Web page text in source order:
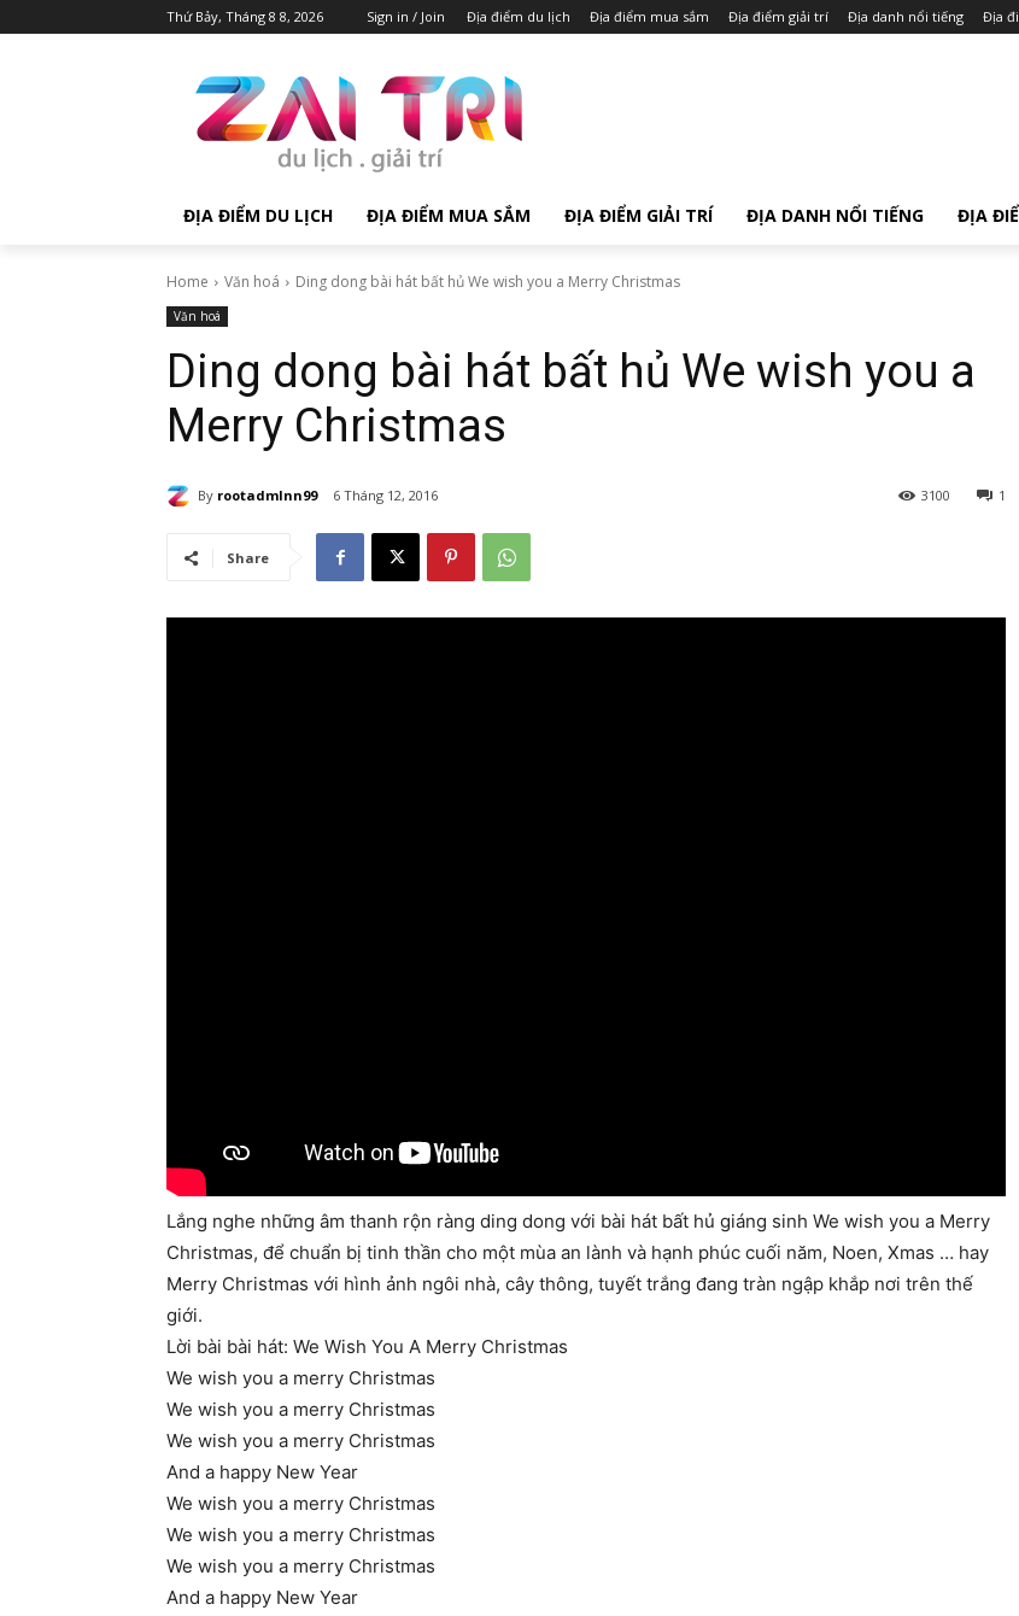
Thứ Bảy, Tháng 8 8, 2026 Sign in / Join Địa điểm du lịch Địa điểm mua sắm Địa điểm giải trí Địa danh nổi tiếng Địa
ĐỊA ĐIỂM DU LỊCH ĐỊA ĐIỂM MUA SẮM ĐỊA ĐIỂM GIẢI TRÍ ĐỊA DANH NỔI TIẾNG ĐỊA
Home Văn hoá Ding dong bài hát bất hủ We wish you a Merry Christmas
Văn hoá
Ding dong bài hát bất hủ We wish you a
Merry Christmas
By rootadmlnn99 6 Tháng 12, 2016 1
3100
Share
Lắng nghe những âm thanh rộn ràng ding dong với bài hát bất hủ giáng sinh We wish you a Merry
Christmas, để chuẩn bị tinh thần cho một mùa an lành và hạnh phúc cuối năm, Noen, Xmas … hay
Merry Christmas với hình ảnh ngôi nhà, cây thông, tuyết trắng đang tràn ngập khắp nơi trên thế
giới.
Lời bài bài hát: We Wish You A Merry Christmas
We wish you a merry Christmas
We wish you a merry Christmas
We wish you a merry Christmas
And a happy New Year
We wish you a merry Christmas
We wish you a merry Christmas
We wish you a merry Christmas
And a happy New Year